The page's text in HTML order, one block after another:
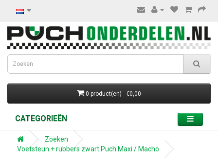
0 product(en) - €0,00
CATEGORIEËN
Zoeken
Voetsteun + rubbers zwart Puch Maxi / Macho